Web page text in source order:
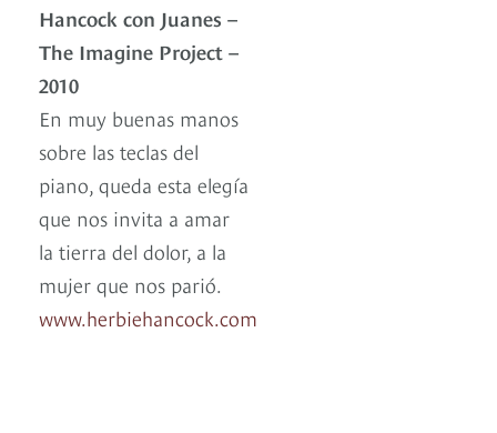
Hancock con Juanes –
The Imagine Project –
2010
En muy buenas manos
sobre las teclas del
piano, queda esta elegía
que nos invita a amar
la tierra del dolor, a la
mujer que nos parió.
www.herbiehancock.com